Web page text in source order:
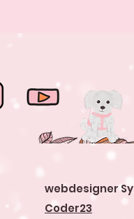
webdesigner
Coder23